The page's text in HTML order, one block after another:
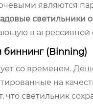
являются
светильники
в агрессивной
биннинг (Binning)
со временем.
на
светильник